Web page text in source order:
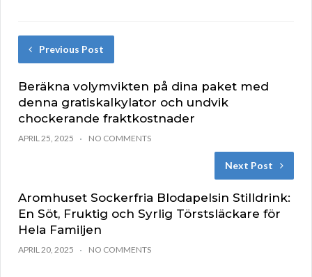
Previous Post
Beräkna volymvikten på dina paket med
denna gratiskalkylator och undvik
chockerande fraktkostnader
APRIL 25, 2025 NO COMMENTS
Next Post
Aromhuset Sockerfria Blodapelsin Stilldrink:
En Söt, Fruktig och Syrlig Törstsläckare för
Hela Familjen
APRIL 20, 2025 NO COMMENTS